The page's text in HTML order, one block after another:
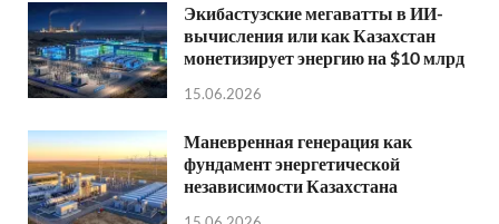
Экибастузские мегаватты в ИИ-
вычисления или как Казахстан
монетизирует энергию на $10 млрд
15.06.2026
Маневренная генерация как
фундамент энергетической
независимости Казахстана